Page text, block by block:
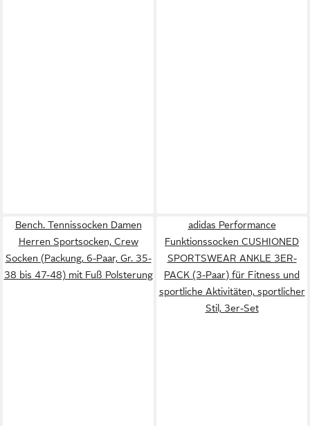
Bench. Tennissocken Damen
Herren Sportsocken, Crew
Socken (Packung, 6-Paar, Gr. 35-
38 bis 47-48) mit Fuß Polsterung
adidas Performance
Funktionssocken CUSHIONED
SPORTSWEAR ANKLE 3ER-
PACK (3-Paar) für Fitness und
sportliche Aktivitäten, sportlicher
Stil, 3er-Set